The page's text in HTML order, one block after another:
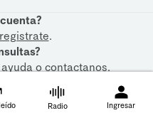
registrate.
ocontactanos.
Radio Ingresar